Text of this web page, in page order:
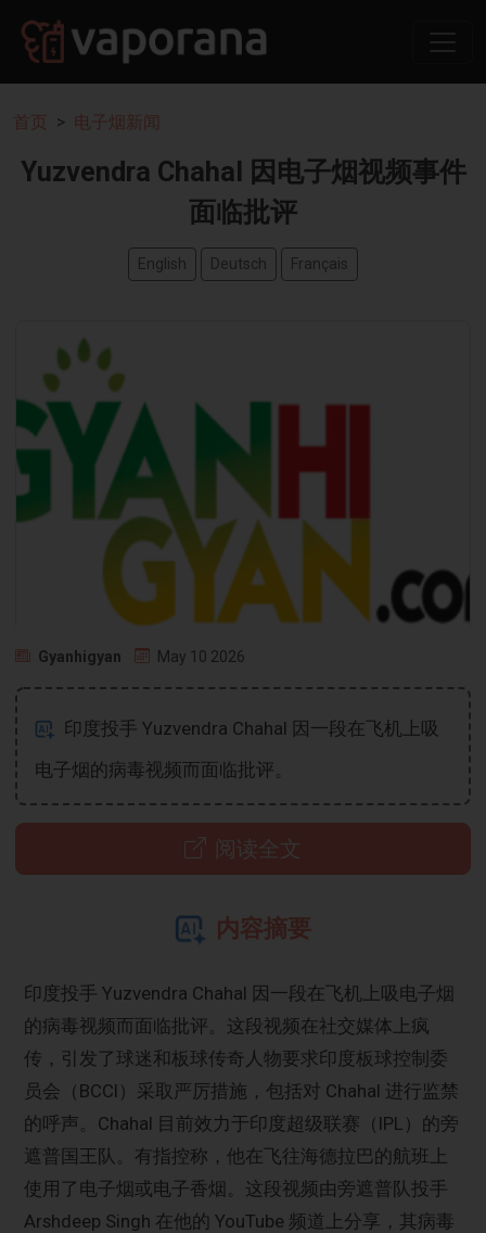
首页 电子烟新闻
Yuzvendra Chahal 因电子烟视频事件
面临批评
English Deutsch Français
Gyanhigyan May 10 2026
印度投手 Yuzvendra Chahal 因一段在飞机上吸
电子烟的病毒视频而面临批评。
阅读全文
内容摘要
印度投手 Yuzvendra Chahal 因一段在飞机上吸电子烟
的病毒视频而面临批评。这段视频在社交媒体上疯
传，引发了球迷和板球传奇人物要求印度板球控制委
员会（BCCI）采取严厉措施，包括对 Chahal 进行监禁
的呼声。Chahal 目前效力于印度超级联赛（IPL）的旁
遮普国王队。有指控称，他在飞往海德拉巴的航班上
使用了电子烟或电子香烟。这段视频由旁遮普队投手
Arshdeep Singh 在他的 YouTube 频道上分享，其病毒